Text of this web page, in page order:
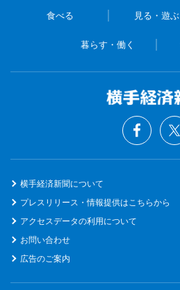
食べる 見る・遊ぶ
暮らす・働く
横手経済新聞について
プレスリリース・情報提供はこちらから
アクセスデータの利用について
お問い合わせ
広告のご案内